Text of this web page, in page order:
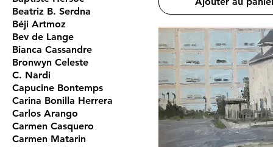
Beatriz B. Serdna
Béji Artmoz
Bev de Lange
Bianca Cassandre
Bronwyn Celeste
C. Nardi
Capucine Bontemps
Carina Bonilla Herrera
Carlos Arango
Carmen Casquero
Carmen Matarin